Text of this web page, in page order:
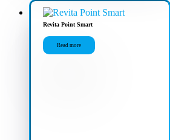
Revita Point Smart
Read more